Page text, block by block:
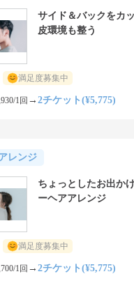
サイド＆バックをカ
皮環境も整う
満足度募集中
1回 →2チケット(¥5,775)
レンジ
ちょっとしたお出か
ーヘアアレンジ
満足度募集中
1回 →2チケット(¥5,775)